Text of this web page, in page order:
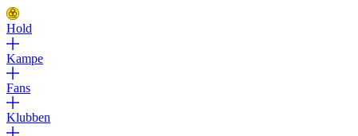
Hold
Kampe
Fans
Klubben